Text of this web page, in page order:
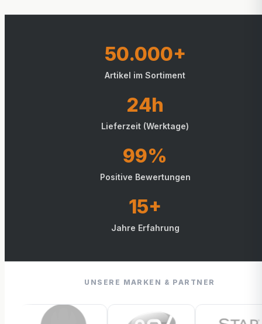
50.000+
Artikel im Sortiment
24h
Lieferzeit (Werktage)
99%
Positive Bewertungen
15+
Jahre Erfahrung
UNSERE MARKEN & PARTNER